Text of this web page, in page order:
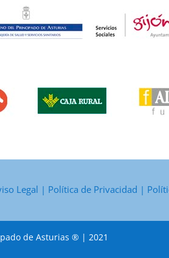
Legal | Política de Privacidad |
de Asturias ® | 2021